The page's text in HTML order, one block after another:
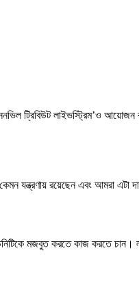
ট্রিবিউট লাইভস্ট্রিম’ও
যন্ত্রণায় রয়েছেন এবং আমরা এটা
মজবুত করতে কাজ করতে চান।